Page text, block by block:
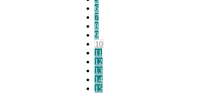
6
7
8
9
10
11
12
13
14
15